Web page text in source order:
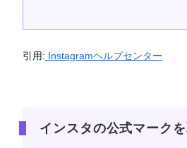
引用: Instagramヘルプセンター
インスタの公式マークを